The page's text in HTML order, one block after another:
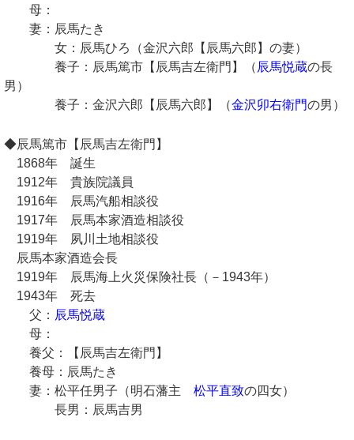
母：
妻：辰馬たき
女：辰馬ひろ（金沢六郎【辰馬六郎】の妻）
養子：辰馬篤市【辰馬吉左衛門】（ 辰馬悦蔵の長
男）
養子：金沢六郎【辰馬六郎】（金沢卯右衛門の男）
◆辰馬篤市【辰馬吉左衛門】
1868年 誕生
1912年 貴族院議員
1916年 辰馬汽船相談役
1917年 辰馬本家酒造相談役
1919年 夙川土地相談役
辰馬本家酒造会長
1919年 辰馬海上火災保険社長（－1943年）
1943年 死去
父： 辰馬悦蔵
母：
養父：【辰馬吉左衛門】
養母：辰馬たき
妻：松平任男子（明石藩主 松平直致の四女）
長男：辰馬吉男